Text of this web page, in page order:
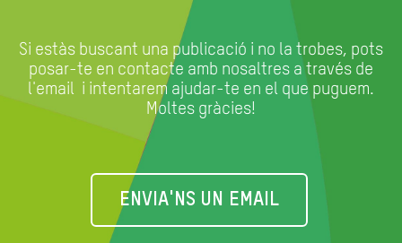
Si estàs buscant una publicació i no la trobes, pots
posar-te en contacte amb nosaltres a través de
l'email i intentarem ajudar-te en el que puguem.
Moltes gràcies!
ENVIA'NS UN EMAIL